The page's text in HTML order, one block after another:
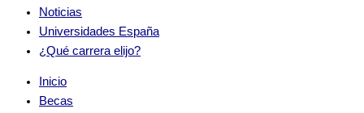
Noticias
Universidades España
¿Qué carrera elijo?
Inicio
Becas